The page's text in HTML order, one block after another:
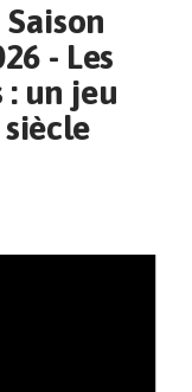
- Les
un jeu
siècle